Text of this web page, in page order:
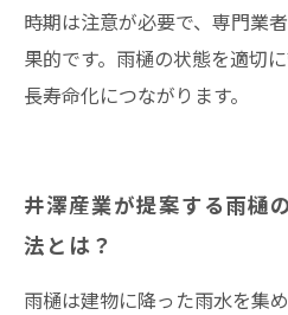
時期は注意が必要で、専門業
果的です。雨樋の状態を適切
長寿命化につながります。
井澤産業が提案する雨樋
法とは？
雨樋は建物に降った雨水を集